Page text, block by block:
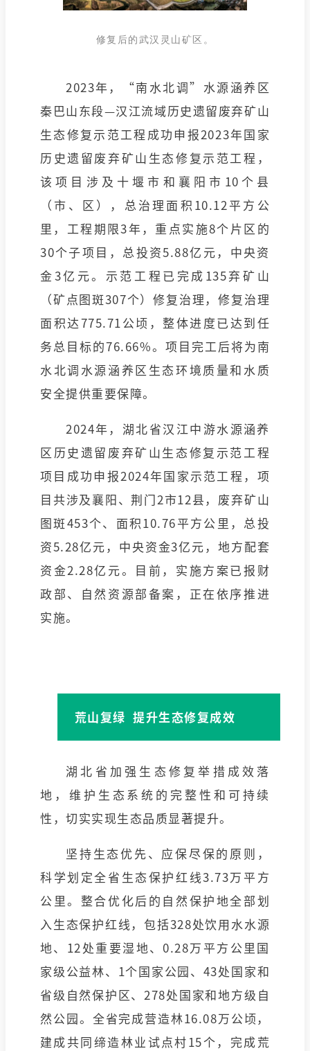
修复后的武汉灵山矿区。
2023年，“南水北调”水源涵养区
秦巴山东段—汉江流域历史遗留废弃矿山
生态修复示范工程成功申报2023年国家
历史遗留废弃矿山生态修复示范工程，
该项目涉及十堰市和襄阳市10个县
（市、区），总治理面积10.12平方公
里，工程期限3年，重点实施8个片区的
30个子项目，总投资5.88亿元，中央资
金3亿元。示范工程已完成135弃矿山
（矿点图斑307个）修复治理，修复治理
面积达775.71公顷，整体进度已达到任
务总目标的76.66%。项目完工后将为南
水北调水源涵养区生态环境质量和水质
安全提供重要保障。
2024年，湖北省汉江中游水源涵养
区历史遗留废弃矿山生态修复示范工程
项目成功申报2024年国家示范工程，项
目共涉及襄阳、荆门2市12县，废弃矿山
图斑453个、面积10.76平方公里，总投
资5.28亿元，中央资金3亿元，地方配套
资金2.28亿元。目前，实施方案已报财
政部、自然资源部备案，正在依序推进
实施。
荒山复绿 提升生态修复成效
湖北省加强生态修复举措成效落
地，维护生态系统的完整性和可持续
性，切实实现生态品质显著提升。
坚持生态优先、应保尽保的原则，
科学划定全省生态保护红线3.73万平方
公里。整合优化后的自然保护地全部划
入生态保护红线，包括328处饮用水水源
地、12处重要湿地、0.28万平方公里国
家级公益林、1个国家公园、43处国家和
省级自然保护区、278处国家和地方级自
然公园。全省完成营造林16.08万公顷，
建成共同缔造林业试点村15个，完成荒